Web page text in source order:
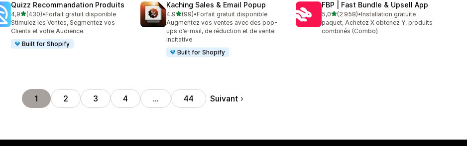
Quizz Recommandation Produits
4,9étoile(s) sur 5
(430)
430 avis au total
•Forfait gratuit disponible
Stimulez les Ventes, Segmentez vos
Clients et votre Audience.
Built for Shopify
Kaching Sales & Email Popup
4,9étoile(s) sur 5
(99)
99 avis au total
•Forfait gratuit disponible
Augmentez vos ventes avec des pop-
ups d’e-mail, de réduction et de vente
incitative
Built for Shopify
FBP | Fast Bundle & Upsell App
5,0étoile(s) sur 5
(2 958)
2958 avis au total
•Installation gratuite
paquet, Achetez X obtenez Y, produits
combinés (Combo)
1 2 3 4 … 44 Suivant